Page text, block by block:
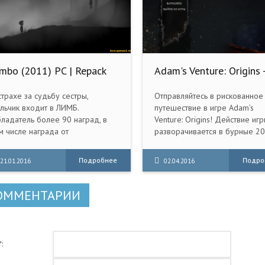
(2011) PC | Repack
за судьбу сестры,
входит в ЛИМБ.
более 90 наград, в
числе награда от
игра», от GameSpot
игра-головоломка», от
«Цифровая игра
от Spike TV «Лучшая инди-
Подробнее
Adam's Venture: Origins -
RePack от TorrMen
Отправляйтесь в рискованное
путешествие в игре Adam’s
Venture: Origins! Действие
разворачивается в бурные
Эвелин вам предстоит
исследовать древние
02.04.2016